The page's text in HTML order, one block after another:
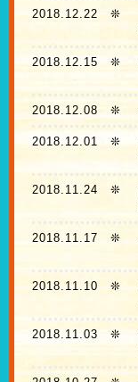
2018.12.22 ❊
2018.12.15❊
2018.12.08 ❊
2018.12.01 ❊
2018.11.24 ❊
2018.11.17 ❊
2018.11.10❊
2018.11.03 ❊